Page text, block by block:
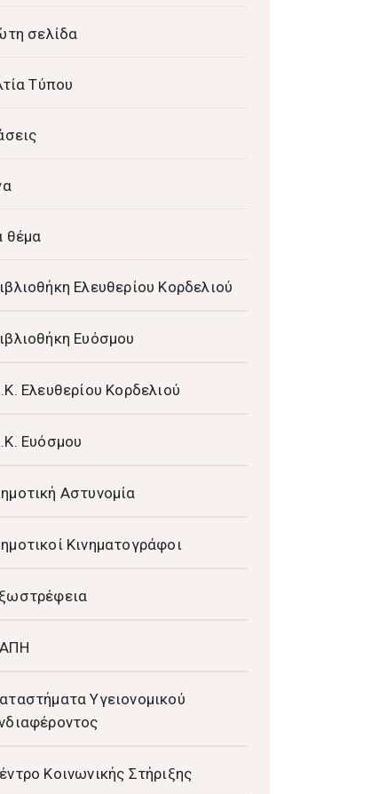
σελίδα
Τύπου
θέμα
Ελευθερίου Κορδελιού
Ευόσμου
Ελευθερίου Κορδελιού
Ευόσμου
Αστυνομία
Κινηματογράφοι
Υγειονομικού
Κοινωνικής Στήριξης